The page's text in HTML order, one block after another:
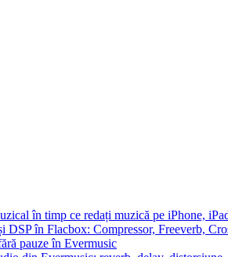
în timp ce redați muzică pe iPhone,
DSP în Flacbox: Compressor, Freeverb,
pauze în Evermusic